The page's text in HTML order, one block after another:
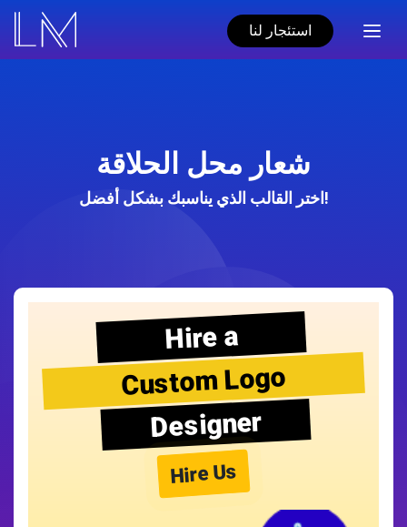
استئجار لنا
شعار محل الحلاقة
اختر القالب الذي يناسبك بشكل أفضل!
Hire a
Custom Logo
Designer
Hire Us